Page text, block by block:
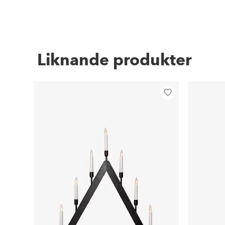
Liknande produkter